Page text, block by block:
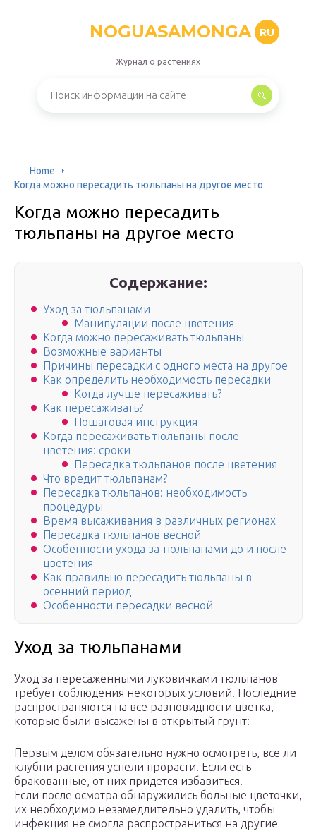
NOGUASAMONGA RU
Журнал о растениях
Home
Когда можно пересадить тюльпаны на другое место
Когда можно пересадить
тюльпаны на другое место
Содержание:
Уход за тюльпанами
Манипуляции после цветения
Когда можно пересаживать тюльпаны
Возможные варианты
Причины пересадки с одного места на другое
Как определить необходимость пересадки
Когда лучше пересаживать?
Как пересаживать?
Пошаговая инструкция
Когда пересаживать тюльпаны после
цветения: сроки
Пересадка тюльпанов после цветения
Что вредит тюльпанам?
Пересадка тюльпанов: необходимость
процедуры
Время высаживания в различных регионах
Пересадка тюльпанов весной
Особенности ухода за тюльпанами до и после
цветения
Как правильно пересадить тюльпаны в
осенний период
Особенности пересадки весной
Уход за тюльпанами
Уход за пересаженными луковичками тюльпанов
требует соблюдения некоторых условий. Последние
распространяются на все разновидности цветка,
которые были высажены в открытый грунт:
Первым делом обязательно нужно осмотреть, все ли
клубни растения успели прорасти. Если есть
бракованные, от них придется избавиться.
Если после осмотра обнаружились больные цветочки,
их необходимо незамедлительно удалить, чтобы
инфекция не смогла распространиться на другие